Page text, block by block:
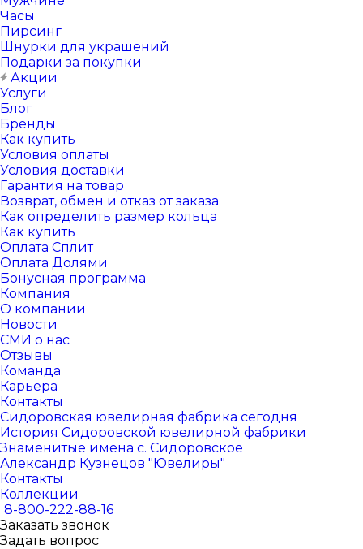
Часы
Пирсинг
Шнурки для украшений
Подарки за покупки
Акции
Услуги
Блог
Бренды
Как купить
Условия оплаты
Условия доставки
Гарантия на товар
Возврат, обмен и отказ от заказа
Как определить размер кольца
Как купить
Оплата Сплит
Оплата Долями
Бонусная программа
Компания
О компании
Новости
СМИ о нас
Отзывы
Команда
Карьера
Контакты
Сидоровская ювелирная фабрика сегодня
История Сидоровской ювелирной фабрики
Знаменитые имена с. Сидоровское
Александр Кузнецов "Ювелиры"
Контакты
Коллекции
8-800-222-88-16
Заказать звонок
Задать вопрос